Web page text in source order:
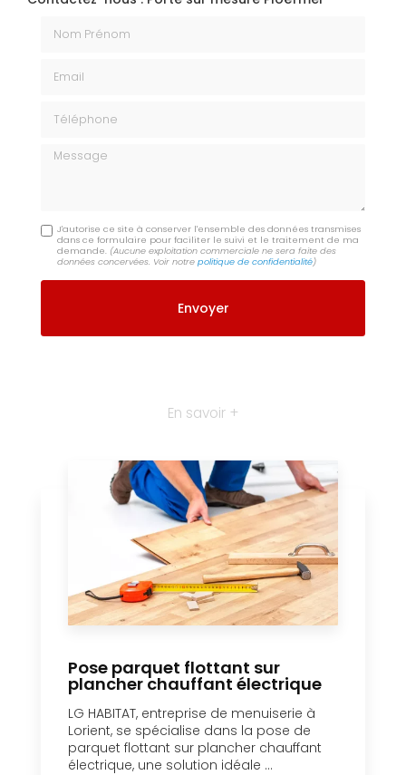
Message
J'autorise ce site à conserver l'ensemble des données transmises
dans ce formulaire pour faciliter le suivi et le traitement de ma
demande. (Aucune exploitation commerciale ne sera faite des
données concervées. Voir notrepolitique de confidentialité)
En savoir +
Pose parquet flottant sur
plancher chauffant électrique
LG HABITAT, entreprise de menuiserie à
Lorient, se spécialise dans la pose de
parquet flottant sur plancher chauffant
électrique, une solution idéale ...